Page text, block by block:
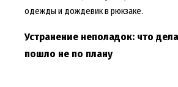
одежды и дождевик в рюкзаке.
Устранение неполадок: что
пошло не по плану